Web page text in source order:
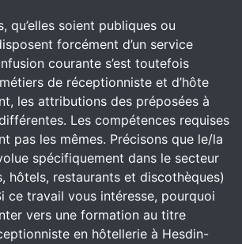
qu’elles soient publiques ou
forcément d’un service
courante s’est toutefois
de réceptionniste et d’hôte
les attributions des préposées à
Les compétences requises
pas les mêmes. Précisons que le/la
spécifiquement dans le secteur
hôtels, restaurants et discothèques)
ce travail vous intéresse, pourquoi
vers une formation au titre
en hôtellerie à Hesdin-